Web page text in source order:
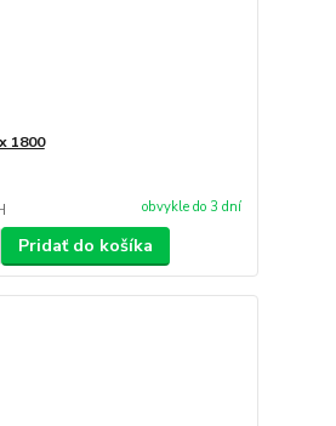
1800
obvykle do 3 dní
Pridať do košíka